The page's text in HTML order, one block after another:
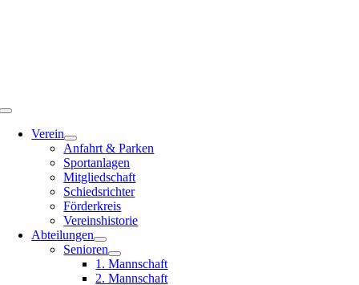
Toggle
NavigationVerein
Anfahrt & Parken
Sportanlagen
Mitgliedschaft
Schiedsrichter
Förderkreis
Vereinshistorie
Abteilungen
Senioren
1. Mannschaft
2. Mannschaft